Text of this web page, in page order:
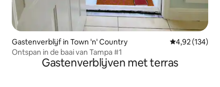
Gastenverblijf in Town 'n' Country Gemiddelde
4,92 (134)
Ontspan in de baai van Tampa #1
Gastenverblijven met terras